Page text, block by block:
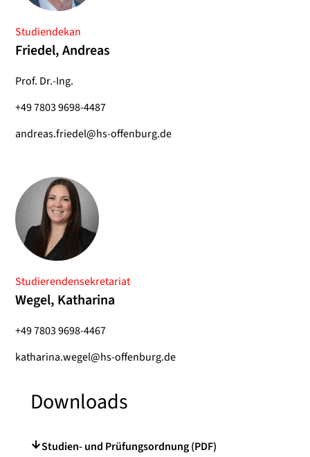
Studiendekan
Friedel, Andreas
Prof. Dr.-Ing.
+49 7803 9698-4487
andreas.friedel@hs-offenburg.de
Studierendensekretariat
Wegel, Katharina
+49 7803 9698-4467
katharina.wegel@hs-offenburg.de
Downloads
Studien- und Prüfungsordnung (PDF)